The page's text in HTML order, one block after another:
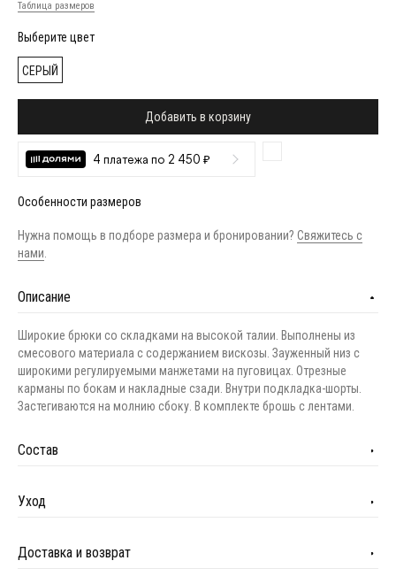
Таблица размеров
Выберите цвет
СЕРЫЙ
Добавить в корзину
4 платежа по 2 450 ₽
Особенности размеров
Нужна помощь в подборе размера и бронировании? Свяжитесь с
нами
Описание
Широкие брюки со складками на высокой талии. Выполнены из
смесового материала с содержанием вискозы. Зауженный низ с
широкими регулируемыми манжетами на пуговицах. Отрезные
карманы по бокам и накладные сзади. Внутри подкладка-шорты.
Застегиваются на молнию сбоку. В комплекте брошь с лентами.
Состав
Уход
Доставка и возврат